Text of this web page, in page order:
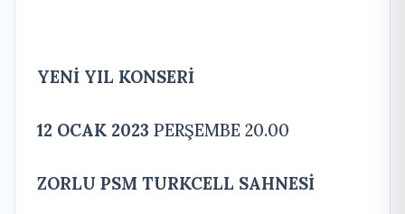
YENİ YIL KONSERİ
12 OCAK 2023 PERŞEMBE 20.00
ZORLU PSM TURKCELL SAHNESİ